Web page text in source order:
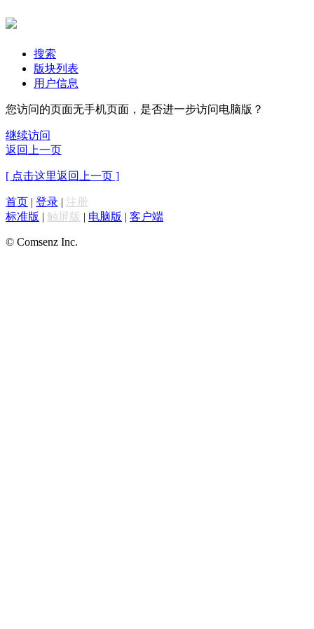
搜索
版块列表
用户信息
您访问的页面无手机页面，是否进一步访问电脑版？
继续访问
返回上一页
[ 点击这里返回上一页 ]
首页 | 登录 | 注册
标准版 | 触屏版 | 电脑版 | 客户端
© Comsenz Inc.